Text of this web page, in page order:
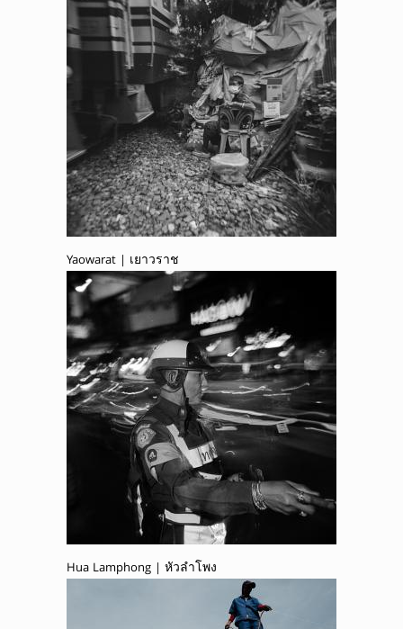
Yaowarat | เยาวราช
Hua Lamphong | หัวลำโพง